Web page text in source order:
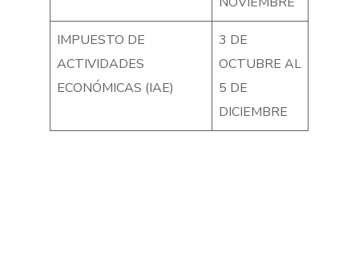
IMPUESTO DE
ACTIVIDADES
ECONÓMICAS (IAE)
3 DE
OCTUBRE AL
5 DE
DICIEMBRE